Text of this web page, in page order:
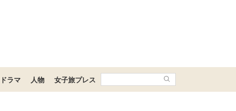
ドラマ 人物 女子旅プレス